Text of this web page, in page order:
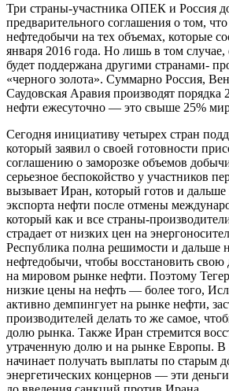
Три страны-участника ОПЕК и Россия
предварительного соглашения о том,
нефтедобычи на тех объемах, которые
января 2016 года. Но лишь в том случае,
будет поддержана другими странами-
«черного золота». Суммарно Россия,
Саудовская Аравия производят порядка
нефти ежесуточно — это свыше 25%
Сегодня инициативу четырех стран
который заявил о своей готовности
соглашению о заморозке объемов
серьезное беспокойство у участников
вызывает Иран, который готов и
экспорта нефти после отмены
который как и все страны-
страдает от низких цен на
Республика полна решимости и дальше
нефтедобычи, чтобы восстановить
на мировом рынке нефти. Поэтому
низкие цены на нефть — более того,
активно демпингует на рынке нефти,
производителей делать то же самое,
долю рынка. Также Иран стремится
утраченную долю и на рынке Европы. В
начинает получать выплаты по старым
энергетических концернов — эти